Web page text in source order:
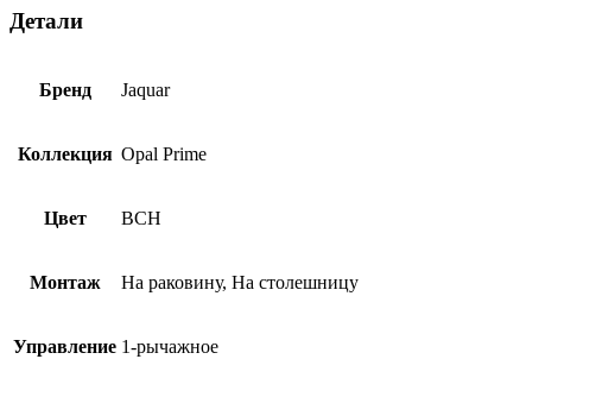
Детали
Бренд Jaquar
Коллекция Opal Prime
Цвет BCH
Монтаж На раковину, На столешницу
Управление 1-рычажное